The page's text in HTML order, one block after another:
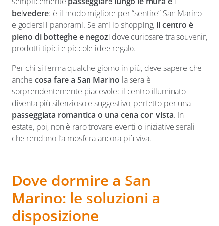
belvedere: è il modo migliore per “sentire” San Marino
e godersi i panorami. Se ami lo shopping, il centro è
pieno di botteghe e negozi dove curiosare tra souvenir,
prodotti tipici e piccole idee regalo.
Per chi si ferma qualche giorno in più, deve sapere che
anche cosa fare a San Marino la sera è
sorprendentemente piacevole: il centro illuminato
diventa più silenzioso e suggestivo, perfetto per una
passeggiata romantica o una cena con vista. In
estate, poi, non è raro trovare eventi o iniziative serali
che rendono l’atmosfera ancora più viva.
Dove dormire a San
Marino: le soluzioni a
disposizione